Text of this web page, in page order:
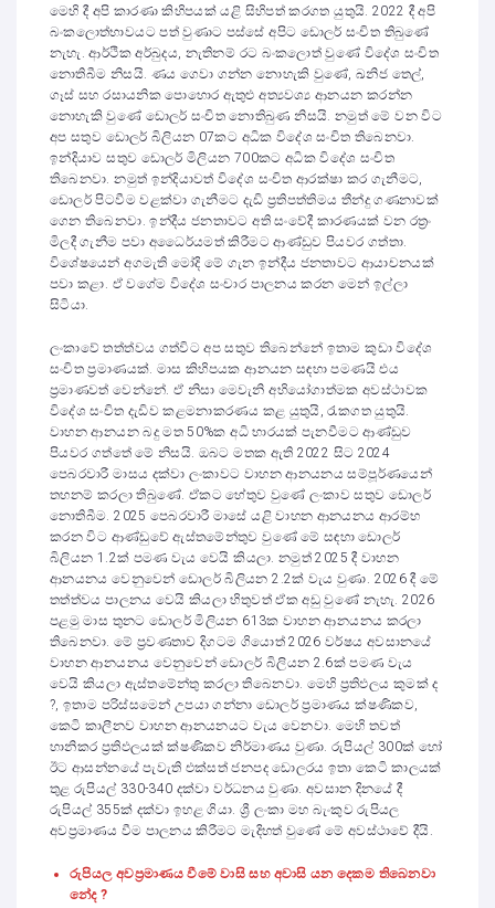
මෙහි දී අපි කාරණා කිහිපයක් යළි සිහිපත් කරගත යුතුයි. 2022 දී අපි
බංකලොත්භාවයට පත් වුණාට පස්සේ අපිට ඩොලර් සංචිත තිබුණේ
නැහැ. ආර්ථික අර්බුදය, නැතිනම් රට බංකලොත් වුණේ විදේශ සංචිත
නොතිබීම නිසයි. ණය ගෙවා ගන්න නොහැකි වුණේ, ඛනිජ තෙල්,
ගෑස් සහ රසායනික පොහොර ඇතුළු අත්‍යවශ්‍ය ආනයන කරන්න
නොහැකි වුණේ ඩොලර් සංචිත නොතිබුණ නිසයි. නමුත් මේ වන විට
අප සතුව ඩොලර් බිලියන 07කට අධික විදේශ සංචිත තිබෙනවා.
ඉන්දියාව සතුව ඩොලර් මිලියන 700කට අධික විදේශ සංචිත
තිබෙනවා. නමුත් ඉන්දියාවත් විදේශ සංචිත ආරක්ෂා කර ගැනීමට,
ඩොලර් පිටවීම වළක්වා ගැනීමට දැඩි ප්‍රතිපත්තිමය තීන්දු ගණනාවක්
ගෙන තිබෙනවා. ඉන්දීය ජනතාවට අති සංවේදී කාරණයක් වන රත්‍රං
මිලදී ගැනීම පවා අධෛර්යමත් කිරීමට ආණ්ඩුව පියවර ගත්තා.
විශේෂයෙන් අගමැති මෝදි මේ ගැන ඉන්දීය ජනතාවට ආයාචනයක්
පවා කළා. ඒ වගේම විදේශ සංචාර පාලනය කරන මෙන් ඉල්ලා
සිටියා.
ලංකාවේ තත්ත්වය ගත්විට අප සතුව තිබෙන්නේ ඉතාම කුඩා විදේශ
සංචිත ප්‍රමාණයක්. මාස කිහිපයක ආනයන සඳහා පමණයි එය
ප්‍රමාණවත් වෙන්නේ. ඒ නිසා මෙවැනි අභියෝගාත්මක අවස්ථාවක
විදේශ සංචිත දැඩිව කළමනාකරණය කළ යුතුයි, රැකගත යුතුයි.
වාහන ආනයන බදු මත 50%ක අධි භාරයක් පැනවීමට ආණ්ඩුව
පියවර ගත්තේ මේ නිසයි. ඔබට මතක ඇති 2022 සිට 2024
පෙබරවාරී මාසය දක්වා ලංකාවට වාහන ආනයනය සම්පූර්ණයෙන්
තහනම් කරලා තිබුණේ. ඒකට හේතුව වුණේ ලංකාව සතුව ඩොලර්
නොතිබීම. 2025 පෙබරවාරී මාසේ යළි වාහන ආනයනය ආරම්භ
කරන විට ආණ්ඩුවේ ඇස්තමේන්තුව වුණේ මේ සඳහා ඩොලර්
බිලියන 1.2ක් පමණ වැය වෙයි කියලා. නමුත් 2025 දී වාහන
ආනයනය වෙනුවෙන් ඩොලර් බිලියන 2.2ක් වැය වුණා. 2026 දී මේ
තත්ත්වය පාලනය වෙයි කියලා හිතුවත් ඒක අඩු වුණේ නැහැ. 2026
පළමු මාස තුනට ඩොලර් මිලියන 613ක වාහන ආනයනය කරලා
තිබෙනවා. මේ ප්‍රවණතාව දිගටම ගියොත් 2026 වර්ෂය අවසානයේ
වාහන ආනයනය වෙනුවෙන් ඩොලර් බිලියන 2.6ක් පමණ වැය
වෙයි කියලා ඇස්තමේන්තු කරලා තිබෙනවා. මෙහි ප්‍රතිඵලය කුමක් ද
?, ඉතාම පරිස්සමෙන් උපයා ගන්නා ඩොලර් ප්‍රමාණය ක්ෂණිකව,
කෙටි කාලීනව වාහන ආනයනයට වැය වෙනවා. මෙහි තවත්
හානිකර ප්‍රතිඵලයක් ක්ෂණිකව නිර්මාණය වුණා. රුපියල් 300ක් හෝ
ඊට ආසන්නයේ පැවැති එක්සත් ජනපද ඩොලරය ඉතා කෙටි කාලයක්
තුළ රුපියල් 330-340 දක්වා වර්ධනය වුණා. අවසාන දිනයේ දී
රුපියල් 355ක් දක්වා ඉහළ ගියා. ශ්‍රී ලංකා මහ බැංකුව රුපියල
අවප්‍රමාණය වීම පාලනය කිරීමට මැදිහත් වුණේ මේ අවස්ථාවේ දීයි.
රුපියල අවප්‍රමාණය වීමේ වාසි සහ අවාසි යන දෙකම තිබෙනවා
නේද ?